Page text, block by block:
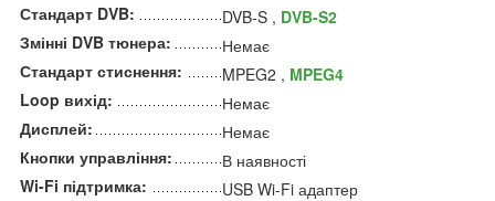
Стандарт DVB:
DVB-S , DVB-S2
Змінні DVB тюнера:
Немає
Стандарт стиснення:
MPEG2 , MPEG4
Loop вихід:
Немає
Дисплей:
Немає
Кнопки управління:
В наявності
Wi-Fi підтримка:
USB Wi-Fi адаптер